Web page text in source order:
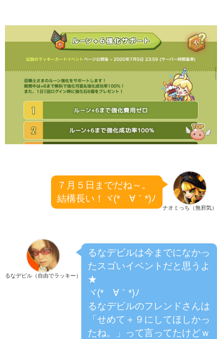
ナオミっち（無邪気）
７月５日までだね～。
結構長い！ヾ(*´∀｀*)ﾉ
るなデビル（自由でラッキー）
るなデビルは今までになかっ
たスゴいイベントだと思うよ
★
ヾ(*´∀｀*)ﾉ
るなデビルのフレンドさんは
「せめて＋９にしてほしかっ
たね。」って言ってたけどｗ